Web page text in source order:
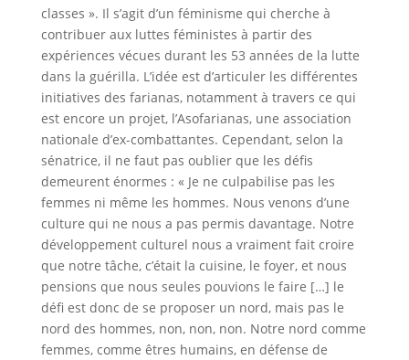
classes ». Il s’agit d’un féminisme qui cherche à
contribuer aux luttes féministes à partir des
expériences vécues durant les 53 années de la lutte
dans la guérilla. L’idée est d’articuler les différentes
initiatives des farianas, notamment à travers ce qui
est encore un projet, l’Asofarianas, une association
nationale d’ex-combattantes. Cependant, selon la
sénatrice, il ne faut pas oublier que les défis
demeurent énormes : « Je ne culpabilise pas les
femmes ni même les hommes. Nous venons d’une
culture qui ne nous a pas permis davantage. Notre
développement culturel nous a vraiment fait croire
que notre tâche, c’était la cuisine, le foyer, et nous
pensions que nous seules pouvions le faire […] le
défi est donc de se proposer un nord, mais pas le
nord des hommes, non, non, non. Notre nord comme
femmes, comme êtres humains, en défense de